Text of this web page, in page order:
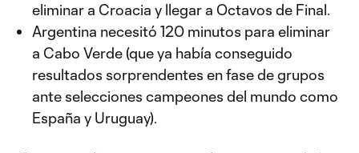
eliminar a Croacia y llegar a Octavos de Final.
Argentina necesitó 120 minutos para eliminar
a Cabo Verde (que ya había conseguido
resultados sorprendentes en fase de grupos
ante selecciones campeones del mundo como
España y Uruguay).